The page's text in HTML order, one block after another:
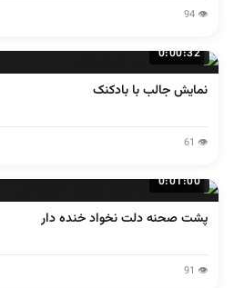
👁️ 94
0:00:32
نمایش جالب با بادکنک
👁️ 61
0:01:00
پشت صحنه دلت نخواد خنده دار
👁️ 91